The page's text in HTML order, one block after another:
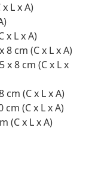
L x A)
x L x A)
8 cm (C x L x A)
x 8 cm (C x L x
cm (C x L x A)
(C x L x A)
(C x L x A)